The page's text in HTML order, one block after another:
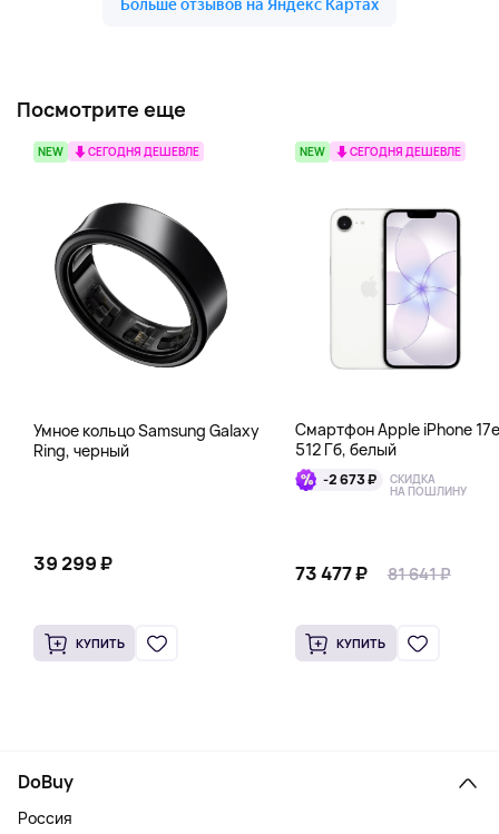
Посмотрите еще
NEW СЕГОДНЯ ДЕШЕВЛЕ
Умное кольцо Samsung Galaxy
Ring, черный
39 299 ₽
КУПИТЬ
NEW СЕГОДНЯ ДЕШЕВЛЕ
Смартфон Apple iPhone 17e
512 Гб, белый
-2 673 ₽ СКИДКА
НА ПОШЛИНУ
73 477 ₽ 81 641 ₽
КУПИТЬ
DoBuy
Россия